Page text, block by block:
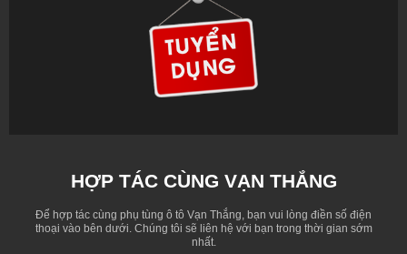
HỢP TÁC CÙNG VẠN THẮNG
Để hợp tác cùng phụ tùng ô tô Vạn Thắng, bạn vui lòng điền số điện
thoại vào bên dưới. Chúng tôi sẽ liên hệ với bạn trong thời gian sớm
nhất.